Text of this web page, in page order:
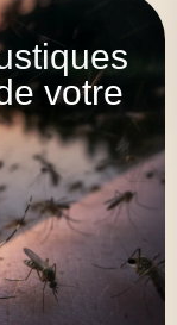
votre